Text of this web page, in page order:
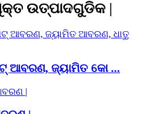
ଉତ୍ପାଦଗୁଡିକ |
ଆବରଣ, ଜ୍ୟାମିତ କୋ ...